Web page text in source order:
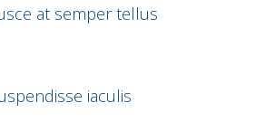
Mauris nec nunc
Fusce at semper tellus